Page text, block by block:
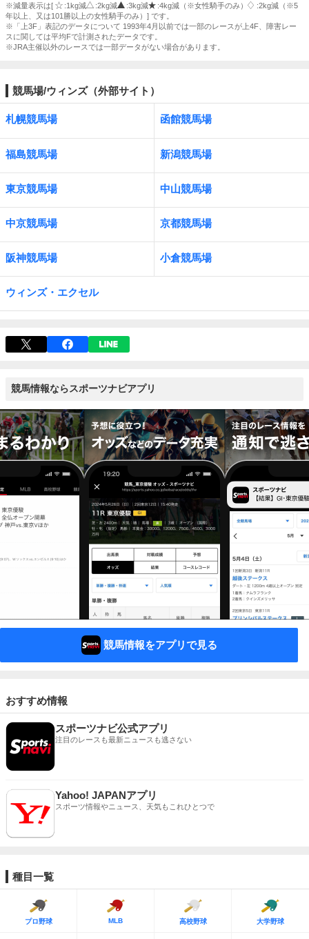
※減量表示は[
:1kg減 :2kg減 :3kg減 :4kg減（※女性騎手のみ）
:2kg減（※5
年以上、又は101勝以上の女性騎手のみ）] です。
※「上3F」表記のデータについて 1993年4月以前では一部のレースが上4F、障害レー
スに関しては平均Fで計測されたデータです。
※JRA主催以外のレースでは一部データがない場合があります。
競馬場/ウィンズ（外部サイト）
札幌競馬場 函館競馬場
福島競馬場 新潟競馬場
東京競馬場 中山競馬場
中京競馬場 京都競馬場
阪神競馬場 小倉競馬場
ウィンズ・エクセル
競馬情報ならスポーツナビアプリ
競馬情報をアプリで見る
おすすめ情報
スポーツナビ公式アプリ
注目のレースも最新ニュースも逃さない
Yahoo! JAPANアプリ
スポーツ情報やニュース、天気もこれひとつで
種目一覧
プロ野球 MLB 高校野球 大学野球